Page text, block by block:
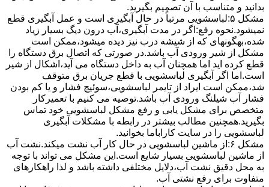
بدانید و متناسب با آن تصمیم بگیرید.
مشکل ۵:لباسشویی مرتباً در ﺣﺎل آﺑﮕﯿﺮی اﺳﺖ و ﻋﻤﻞ آﺑﮕﯿﺮی ﻗﻄﻊ
نمیشود.نحوه رﻓﻊ:اﮔﺮ در ﻣﺪت آﺑﮕﯿﺮی،آب درون دﯾﮓ ﺑﺴﯿﺎر زﯾﺎد
ﺷﺪه،بهگونهای ﮐﻪ از ﺷﯿﺸﻪ درب ﻧﯿﺰ دﯾﺪه میشود،ممکن است
مشکل از شیر ورودی آب باشد.در صورتی که اتصال برق دستگاه را
قطع کرده اید اما همچنان آب به داخل دستگاه می آید،اشکال از شیر
است.اما اگر آبگیری لباسشویی با قطع جریان برق متوقف
شد،ممکن است ایراد از تایمر لباسشویی،سوئیچ فشار و یا کم بودن
فشار آب شیلنگ ورودی آب باشد.توصیه می کنیم با تعمیرکار
متخصص برای مشکل یابی و رفع مشکل لباسشویی خود تماس
بگیرید.همچنین مطالب بیشتر در رابطه با مشکلات آبگیری
لباسشویی را در سایت کاراباما بخوانید.
مشکل ۶:از ﻣﺎﺷﯿﻦ لباسشویی در ﺣﺎل ﮐﺎر آب ﻧﺸﺖ میکند.نشت آب
از ماشین لباسشویی بسیار شایع است.این مشکل می تواند با توجه
به محل دقیق نشت آب،دلایل مختلفی داشته باشد و لذا راهکارهای
متفاوت برای رفع نشتی آب.